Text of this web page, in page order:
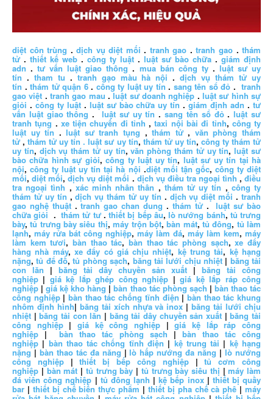
diệt côn trùng .dịch vụ diệt mối . tranh gao .tranh gao .thám
tử . thiết kế web . công ty luật . luật sư bào chữa . giám định
adn .tư vấn luật giao thông . mua bán công ty. luật sư uy
tín . tham tu . tranh gạo màu hà nội .dịch vụ thám tử uy
tín .thám tử quận 6. công ty luật uy tín . sang tên sổ đỏ .tranh
gao việt .tranh gao mau .luật sư doanh nghiệp .luật sư hình sự
giỏi . công ty luật. luật sư bào chữa uy tín .giám định adn .tư
vấn luật giao thông . luật sư uy tín .sang tên sổ đỏ.luật sư
tranh tụng . xe tiện chuyến đi tỉnh ,taxi nội bài đi tỉnh, công ty
luật uy tín .luật sư tranh tụng ,thám tử, văn phòng thám
tử ,thám tử uy tín . luật sư uy tín, thám tử uy tín, công ty thám tử
uy tín, dịch vụ thám tử uy tín,văn phòng thám tử uy tín,luật sư
bào chữa hình sự giỏi,công ty luật uy tín, luật sư uy tín tại hà
nội,công ty luật uy tín tại hà nội .diệt mối tận gốc, công ty diệt
mối,diệt mối,dịch vụ diệt mối . dịch vụ điều tra ngoại tình ,điều
tra ngoại tình , xác minh nhân thân , thám tử uy tín , công ty
thám tử uy tín ,dịch vụ thám tử uy tín . dịch vụ diệt mối .tranh
gao nghệ thuật.tranh gao chan dung . thám tử.luật sư bào
chữa giỏi .thám tử tư.thiết bị bếp âu,lò nướng bánh, tủ trưng
bày,tủ trưng bày siêu thị,máy trộn bột,bàn mát, tủ đông, tủ làm
lạnh, máy rửa bát công nghiệp, máy làm đá, máy làm kem, máy
làm kem tươi,bàn thao tác,bàn thao tác phòng sạch,xe đẩy
hàng nhà máy, xe đẩy có giá chịu nhiệt, kệ trung tải, kệ hạng
nặng,tủ để đồ,tủ phòng sạch, băng tải lưới chịu nhiệt| băng tải
con lăn | băng tải dây chuyền sản xuất | băng tải công
nghiệp | giá kệ lắp ghép công nghiệp |giá kệ lắp ráp công
nghiệp |giá kệ kho hàng |bàn thao tác phòng sạch | bàn thao tác
công nghiệp|bàn thao tác chống tĩnh điện | bàn thao tác khung
nhôm định hình| băng tải xích nhựa và inox |băng tải lưới chịu
nhiệt |băng tải con lăn | băng tải dây chuyền sản xuất |băng tải
công nghiệp|giá kệ công nghiệp |giá kệ lắp ráp công
nghiệp |bàn thao tác phòng sạch | bàn thao tác công
nghiệp | bàn thao tác chống tĩnh điện | kệ trung tải | kệ hạng
nặng | bàn thao tác đa năng |lò hấp nướng đa năng |lò nướng
công nghiệp|thiết bị bếp công nghiệp|tủ cơm công
nghiệp | bàn mát | tủ trưng bày | tủ trưng bày siêu thị |máy làm
đá viên công nghiệp | tủ đông lạnh |kệ bếp inox| thiết bị quầy
bar | thiết bị chế biến thực phẩm | thiết bị pha chế cà phê | máy